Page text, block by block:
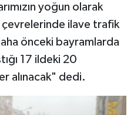
yoğun olarak
çevrelerinde ilave trafik
önceki bayramlarda
17 ildeki 20
alınacak" dedi.